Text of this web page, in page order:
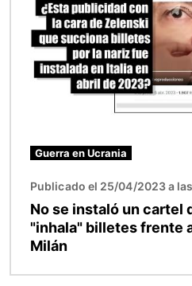
Guerra en Ucrania
Publicado el 25/04/2023 a
No se instaló un cartel
"inhala" billetes frente
Milán